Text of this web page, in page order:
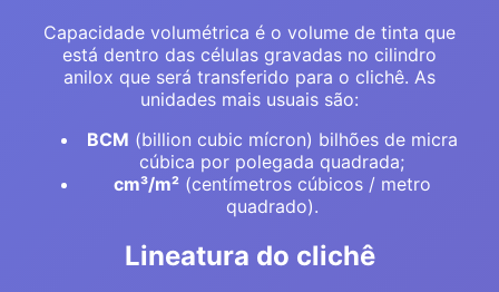
Capacidade volumétrica é o volume de tinta que
está dentro das células gravadas no cilindro
anilox que será transferido para o clichê. As
unidades mais usuais são:
BCM (billion cubic mícron) bilhões de micra
cúbica por polegada quadrada;
cm³/m²(centímetros cúbicos / metro
quadrado).
Lineatura do clichê